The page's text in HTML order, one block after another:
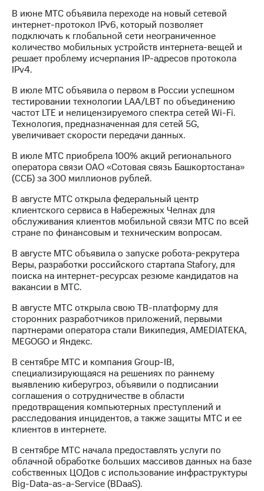
акций
Описание
Программа
приобретения
акций
Дивиденды
Рынок
облигаций
Описание
Еврооблигации-2023
Уведомление
о
погашении
именных
облигаций
Другое
Регистратор
Реквизиты
Контакты
развитие
На главную
В июне МТС объявила переходе на новый сетевой
интернет-протокол IPv6, который позволяет
подключать к глобальной сети неограниченное
количество мобильных устройств интернета-вещей и
решает проблему исчерпания IP-адресов протокола
IPv4.
В июле МТС объявила о первом в России успешном
тестировании технологии LAA/LBT по объединению
частот LTE и нелицензируемого спектра сетей Wi-Fi.
Технология, предназначенная для сетей 5G,
увеличивает скорости передачи данных.
В июле МТС приобрела 100% акций регионального
оператора связи ОАО «Сотовая cвязь Башкортостана»
(ССБ) за 300 миллионов рублей.
В августе МТС открыла федеральный центр
клиентского сервиса в Набережных Челнах для
обслуживания клиентов мобильной связи МТС по всей
стране по финансовым и техническим вопросам.
В августе МТС объявила о запуске робота-рекрутера
Веры, разработки российского стартапа Stafory, для
поиска на интернет-ресурсах резюме кандидатов на
вакансии в МТС.
В августе МТС открыла свою ТВ-платформу для
сторонних разработчиков приложений, первыми
партнерами оператора стали Википедия, AMEDIATEKA,
MEGOGO и Яндекс.
В сентябре МТС и компания Group-IB,
специализирующаяся на решениях по раннему
выявлению киберугроз, объявили о подписании
соглашения о сотрудничестве в области
предотвращения компьютерных преступлений и
расследования инцидентов, а также защиты МТС и ее
клиентов в интернете.
В сентябре МТС начала предоставлять услуги по
облачной обработке больших массивов данных на базе
собственных ЦОДов с использование инфраструктуры
Big-Data-as-a-Service (BDaaS).